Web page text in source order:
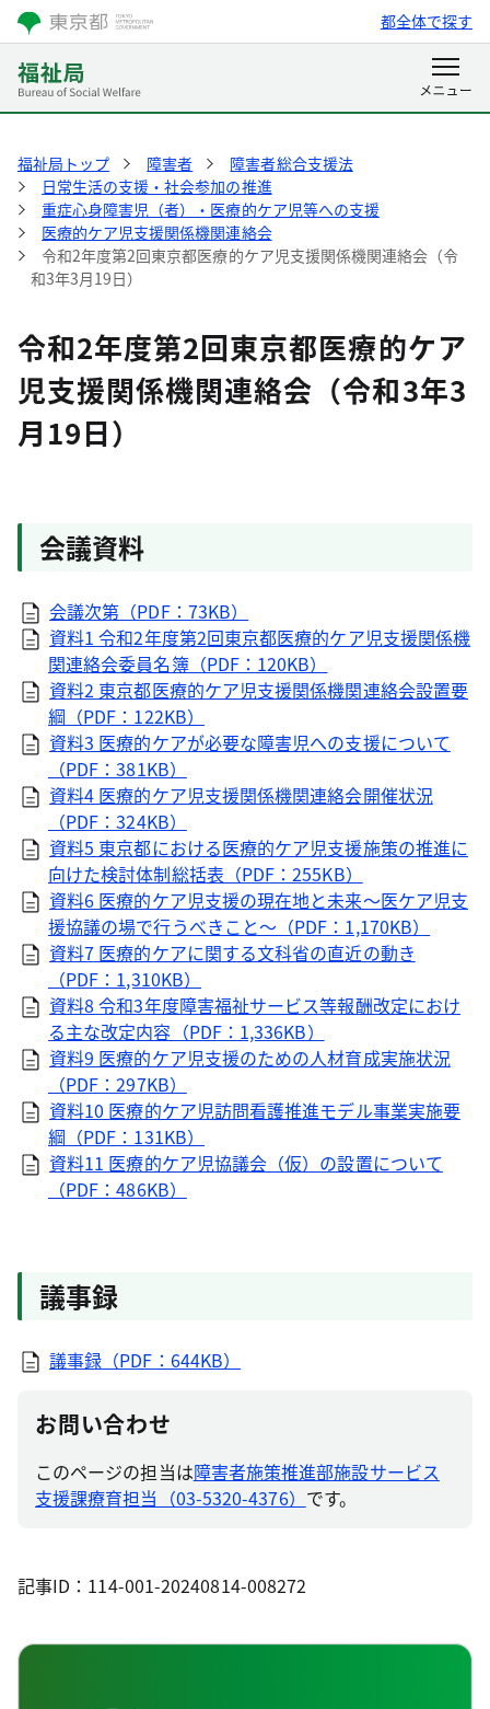
都全体で探す
福祉局トップ 障害者
障害者総合支援法
日常生活の支援・社会参加の推進
重症心身障害児（者）・医療的ケア児等への支援
医療的ケア児支援関係機関連絡会
令和2年度第2回東京都医療的ケア児支援関係機関連絡会（令
和3年3月19日）
令和2年度第2回東京都医療的ケア
児支援関係機関連絡会（令和3年3
月19日）
会議資料
会議次第（PDF：73KB）
資料1 令和2年度第2回東京都医療的ケア児支援関係機
関連絡会委員名簿（PDF：120KB）
資料2 東京都医療的ケア児支援関係機関連絡会設置要
綱（PDF：122KB）
資料3 医療的ケアが必要な障害児への支援について
（PDF：381KB）
資料4 医療的ケア児支援関係機関連絡会開催状況
（PDF：324KB）
資料5 東京都における医療的ケア児支援施策の推進に
向けた検討体制総括表（PDF：255KB）
資料6 医療的ケア児支援の現在地と未来～医ケア児支
援協議の場で行うべきこと～（PDF：1,170KB）
資料7 医療的ケアに関する文科省の直近の動き
（PDF：1,310KB）
資料8 令和3年度障害福祉サービス等報酬改定におけ
る主な改定内容（PDF：1,336KB）
資料9 医療的ケア児支援のための人材育成実施状況
（PDF：297KB）
資料10 医療的ケア児訪問看護推進モデル事業実施要
綱（PDF：131KB）
資料11 医療的ケア児協議会（仮）の設置について
（PDF：486KB）
議事録
議事録（PDF：644KB）
お問い合わせ
このページの担当は障害者施策推進部施設サービス
支援課療育担当（03-5320-4376） です。
記事ID：114-001-20240814-008272